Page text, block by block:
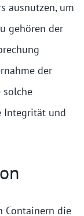
ausnutzen, um
gehören der
der
solche
Integrität und
Containern die